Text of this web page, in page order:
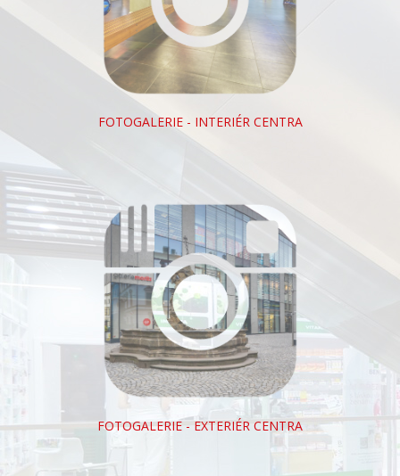
FOTOGALERIE - INTERIÉR CENTRA
FOTOGALERIE - EXTERIÉR CENTRA